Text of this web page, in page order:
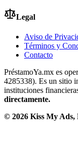
Legal
Aviso de
Términos y
Contacto
PréstamoYa.mx es
4285338). Es un sitio
instituciones
directamente.
© 2026 Kiss My